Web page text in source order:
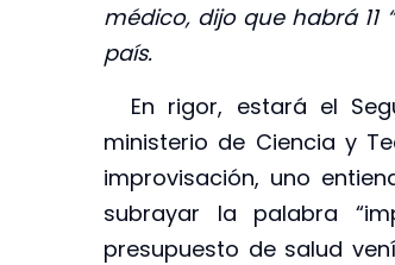
médico, dijo que habrá
país.
En rigor, estará el
ministerio de Ciencia y
improvisación, uno
subrayar la palabra
presupuesto de salud